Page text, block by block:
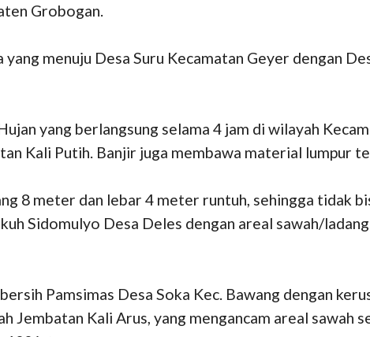
Grobogan.
menuju Desa Suru Kecamatan Geyer dengan
yang berlangsung selama 4 jam di wilayah
Kali Putih. Banjir juga membawa material lumpur
8 meter dan lebar 4 meter runtuh, sehingga tidak
Sidomulyo Desa Deles dengan areal sawah/
Pamsimas Desa Soka Kec. Bawang dengan
Jembatan Kali Arus, yang mengancam areal sawah